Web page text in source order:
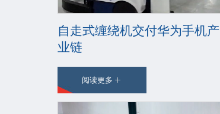
自走式缠绕机交付华为手机产
业链
阅读更多